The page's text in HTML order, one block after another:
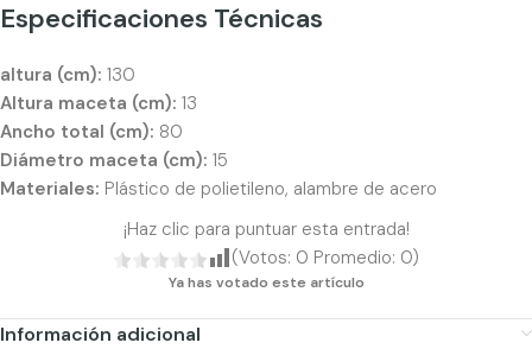
Especificaciones Técnicas
altura (cm): 130
Altura maceta (cm): 13
Ancho total (cm): 80
Diámetro maceta (cm): 15
Materiales: Plástico de polietileno, alambre de acero
¡Haz clic para puntuar esta entrada!
(Votos: 0 Promedio: 0)
Ya has votado este artículo
Información adicional